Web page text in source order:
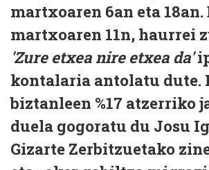
martxoaren 6an eta
martxoaren 11n, haurrei
'Zure etxea nire etxea da'
kontalaria antolatu dute.
biztanleen %17 atzerriko
duela gogoratu du Josu
Gizarte Zerbitzuetako